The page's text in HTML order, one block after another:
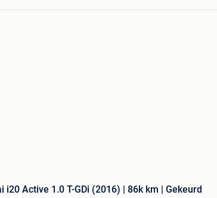
i20 Active 1.0 T-GDi (2016) | 86k km | Gekeurd